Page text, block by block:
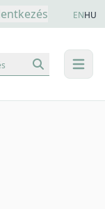
ENHU
menu